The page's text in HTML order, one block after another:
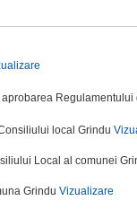
local Grindu
Local al comunei
Grindu Vizualizare